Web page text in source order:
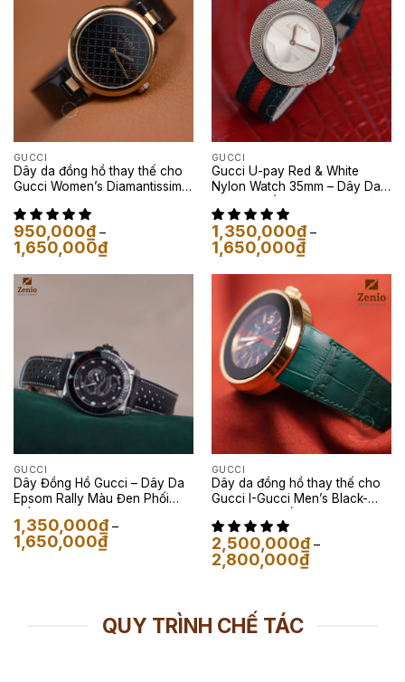
GUCCI
Dây da đồng hồ thay thế cho
Gucci Women’s Diamantissima
950,000₫ –
1,650,000₫Khoảng
giá:
GUCCI
Gucci U-pay Red & White
Nylon Watch 35mm – Dây Da
Đỏ
1,350,000₫ –
1,650,000₫Khoảng
giá:
1,350,000₫
1,650,000₫
GUCCI
Dây Đồng Hồ Gucci – Dây Da
Epsom Rally Màu Đen Phối
1,350,000₫ –
1,650,000₫Khoảng
giá:
GUCCI
Dây da đồng hồ thay thế cho
Gucci I-Gucci Men’s Black-
2,500,000₫ –
2,800,000₫Khoảng
giá:
QUY TRÌNH CHẾ TÁC